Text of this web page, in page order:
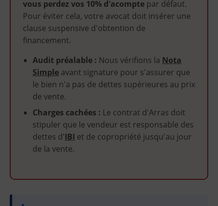
vous perdez vos 10% d'acompte par défaut.
Pour éviter cela, votre avocat doit insérer une
clause suspensive d'obtention de
financement.
Audit préalable : Nous vérifions la Nota
Simple avant signature pour s'assurer que
le bien n'a pas de dettes supérieures au prix
de vente.
Charges cachées : Le contrat d'Arras doit
stipuler que le vendeur est responsable des
dettes d'IBI et de copropriété jusqu'au jour
de la vente.